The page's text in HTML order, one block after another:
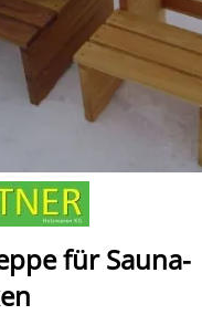
für Sauna-